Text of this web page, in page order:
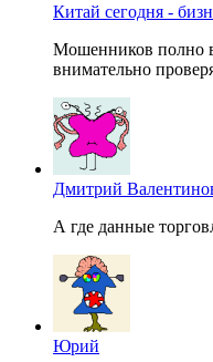
Китай сегодня -
Мошенников полно
внимательно
Дмитрий
А где данные
Юрий